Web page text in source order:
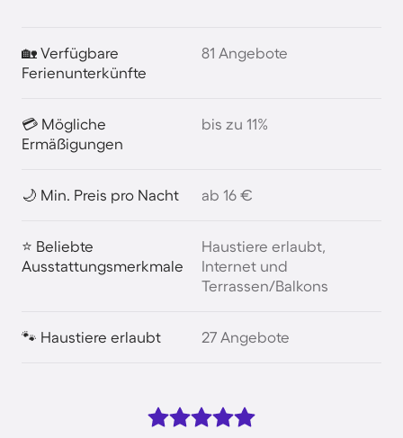
🏡 Verfügbare
Ferienunterkünfte
81 Angebote
💳 Mögliche
Ermäßigungen
bis zu 11%
🌙 Min. Preis pro Nacht ab 16 €
⭐ Beliebte
Ausstattungsmerkmale
Haustiere erlaubt,
Internet und
Terrassen/Balkons
🐾 Haustiere erlaubt 27 Angebote